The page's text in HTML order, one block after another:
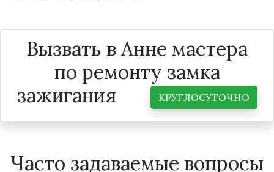
Вызвать в Анне мастера
по ремонту замка
зажигания
КРУГЛОСУТОЧНО
Часто задаваемые вопросы